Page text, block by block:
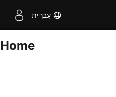
עִברִית
Home